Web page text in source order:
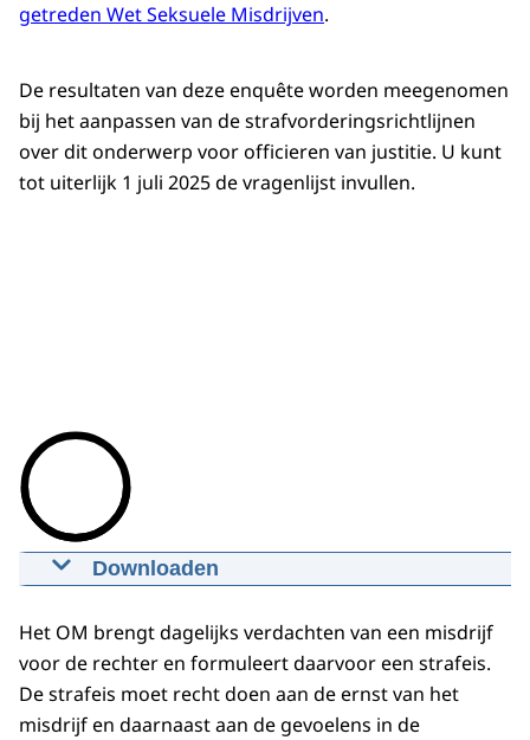
getreden Wet Seksuele Misdrijven.
De resultaten van deze enquête worden meegenomen
bij het aanpassen van de strafvorderingsrichtlijnen
over dit onderwerp voor officieren van justitie. U kunt
tot uiterlijk 1 juli 2025 de vragenlijst invullen.
Downloaden
27-09-2024 00:53 mp4
Download
Het OM brengt dagelijks verdachten van een misdrijf
voor de rechter en formuleert daarvoor een strafeis.
De strafeis moet recht doen aan de ernst van het
misdrijf en daarnaast aan de gevoelens in de